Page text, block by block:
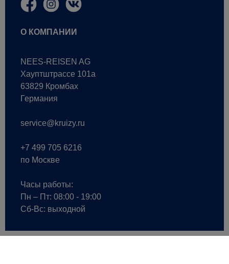
О КОМПАНИИ
NEES-REISEN AG
Хауптштрассе 101a
63829 Кромбах
Германия
service@kruizy.ru
+7 499 705 6216
по Москве
Часы работы:
Пн – Пт: 08:00 - 19:00
Сб-Вс: выходной